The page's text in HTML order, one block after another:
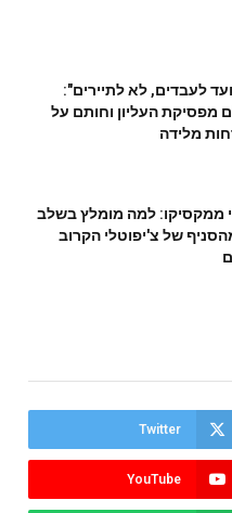
לעבדים, לא לתיירים":
מפסיקת העליון וחותם על
מלידה
ממקסיקו: למה מומלץ בשלב
של צ'יפוטלי הקרוב
Twitter
YouTube